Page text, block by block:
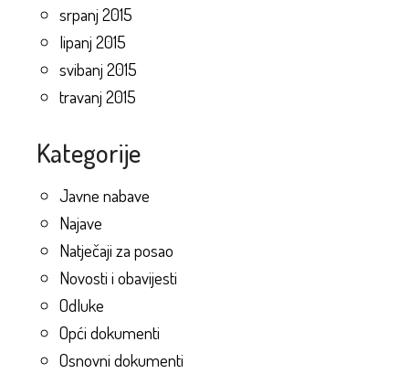
srpanj 2015
lipanj 2015
svibanj 2015
travanj 2015
Kategorije
Javne nabave
Najave
Natječaji za posao
Novosti i obavijesti
Odluke
Opći dokumenti
Osnovni dokumenti